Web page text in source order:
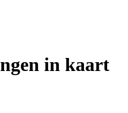
in kaart